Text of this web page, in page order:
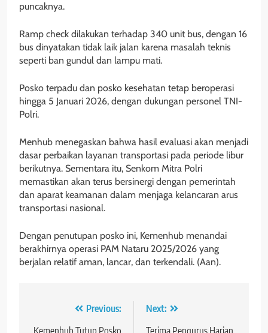
puncaknya.
Ramp check dilakukan terhadap 340 unit bus, dengan 16
bus dinyatakan tidak laik jalan karena masalah teknis
seperti ban gundul dan lampu mati.
Posko terpadu dan posko kesehatan tetap beroperasi
hingga 5 Januari 2026, dengan dukungan personel TNI-
Polri.
Menhub menegaskan bahwa hasil evaluasi akan menjadi
dasar perbaikan layanan transportasi pada periode libur
berikutnya. Sementara itu, Senkom Mitra Polri
memastikan akan terus bersinergi dengan pemerintah
dan aparat keamanan dalam menjaga kelancaran arus
transportasi nasional.
Dengan penutupan posko ini, Kemenhub menandai
berakhirnya operasi PAM Nataru 2025/2026 yang
berjalan relatif aman, lancar, dan terkendali. (Aan).
Navigasi Previous:
Next: